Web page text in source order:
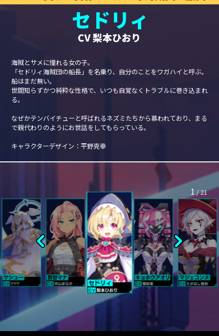
海賊とサメに憧れる女の子。
「セドリィ海賊団の船長」を名乗り、自分のことをワガハイと呼ぶ。
船はまだ無い。
世間知らずかつ純粋な性格で、いつも自覚なくトラブルに巻き込まれ
る。
なぜかテンバイチューと呼ばれるネズミたちから慕われており、まる
で親代わりのようにお世話をしてもらっている。
キャラクターデザイン：平野克幸
1 /21